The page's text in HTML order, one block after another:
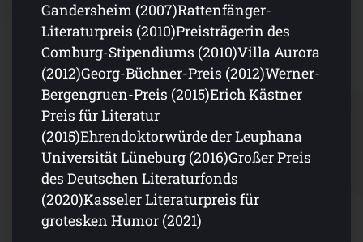
Gandersheim (2007)Rattenfänger-
Literaturpreis (2010)Preisträgerin des
Comburg-Stipendiums (2010)Villa Aurora
(2012)Georg-Büchner-Preis (2012)Werner-
Bergengruen-Preis (2015)Erich Kästner
Preis für Literatur
(2015)Ehrendoktorwürde der Leuphana
Universität Lüneburg (2016)Großer Preis
des Deutschen Literaturfonds
(2020)Kasseler Literaturpreis für
grotesken Humor (2021)